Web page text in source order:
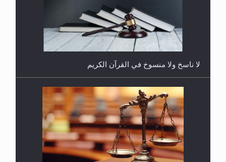
هل يُحسب حول الزكاة وفق السنة الميلادية أو الهجرية؟
لا ناسخ ولا منسوخ في القرآن الكريم